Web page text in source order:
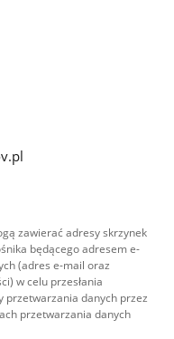
zawierać adresy skrzynek
będącego adresem e-
(adres e-mail oraz
w celu przesłania
przetwarzania danych przez
przetwarzania danych